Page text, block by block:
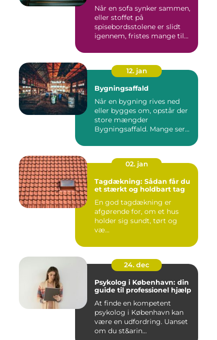
Når en sofa synker sammen,
eller stoffet på
spisebordsstolene er slidt
igennem, fristes mange til
12. jan
Bygningsaffald
Når en bygning rives ned
eller bygges om, opstår der
store mængder
Bygningsaffald. Mange ser
02. jan
Tagdækning: Sådan får du
et stærkt og holdbart tag
En god tagdækning er
afgørende for, om et hus
holder sig sundt, tørt og
væ...
24. dec
Psykolog i København: din
guide til professionel hjælp
At finde en kompetent
psykolog i København kan
være en udfordring. Uanset
om du st&arin...